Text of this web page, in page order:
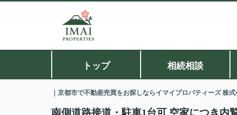
トップ 相続相談
｜京都市で不動産売買をお探しならイマイプロパティーズ 株
南側道路接道・駐車1台可 空家につき内